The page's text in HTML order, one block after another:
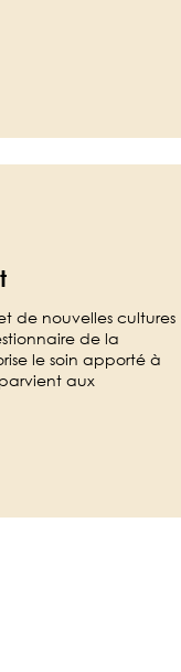
de nouvelles cultures
de la
le soin apporté à
aux